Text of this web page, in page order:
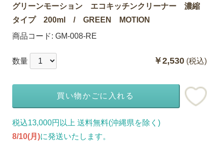
グリーンモーション エコキッチンクリーナー 濃縮
タイプ 200ml / GREEN MOTION
商品コード: GM-008-RE
￥2,530 (税込)
数量
買い物かごに入れる
税込13,000円以上 送料無料(沖縄県を除く)
8/10(月)に発送いたします。